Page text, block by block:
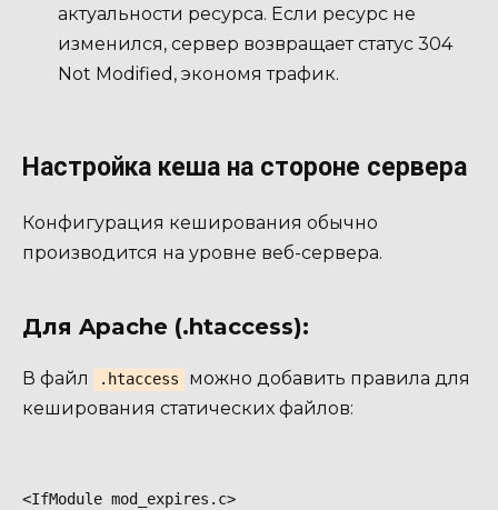
актуальности ресурса. Если ресурс не
изменился, сервер возвращает статус 304
Not Modified, экономя трафик.
Настройка кеша на стороне сервера
Конфигурация кеширования обычно
производится на уровне веб-сервера.
Для Apache (.htaccess):
В файл .htaccess
можно добавить правила для
кеширования статических файлов:
<IfModule mod_expires.c>